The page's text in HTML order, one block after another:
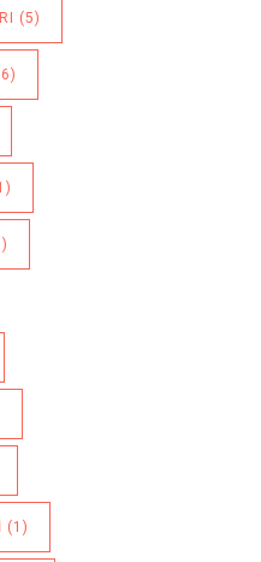
(5)
(1)